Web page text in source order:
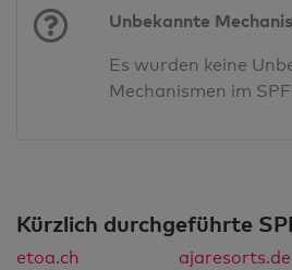
Unbekannte
Es wurden keine
Mechanismen im
Kürzlich durchgeführte
etoa.ch ajaresorts.de